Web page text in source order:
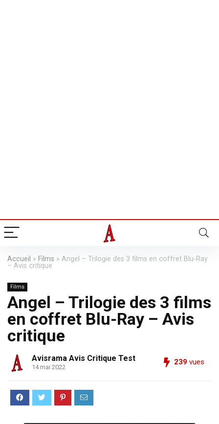
Accueil » Films » Angel – Trilogie des 3 films en coffret Blu-Ray
– Avis critique
Films
Angel – Trilogie des 3 films
en coffret Blu-Ray – Avis
critique
Avisrama Avis Critique Test
14 mai 2022
239 vues